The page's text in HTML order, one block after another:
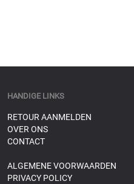
HANDIGE LINKS
RETOUR AANMELDEN
OVER ONS
CONTACT
ALGEMENE VOORWAARDEN
PRIVACY POLICY